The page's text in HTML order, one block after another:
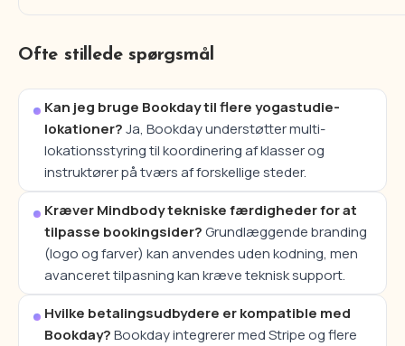
Ofte stillede spørgsmål
Kan jeg bruge Bookday til flere yogastudie-
lokationer?Ja, Bookday understøtter multi-
lokationsstyring til koordinering af klasser og
instruktører på tværs af forskellige steder.
Kræver Mindbody tekniske færdigheder for at
tilpasse bookingsider?Grundlæggende branding
(logo og farver) kan anvendes uden kodning, men
avanceret tilpasning kan kræve teknisk support.
Hvilke betalingsudbydere er kompatible med
Bookday?Bookday integrerer med Stripe og flere